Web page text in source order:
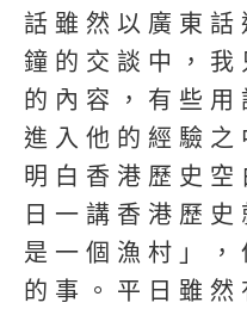
話雖然以廣東話
鐘的交談中，
的內容，有些
進入他的經驗
明白香港歷史
日一講香港歷
是一個漁村」，
的事。平日雖然